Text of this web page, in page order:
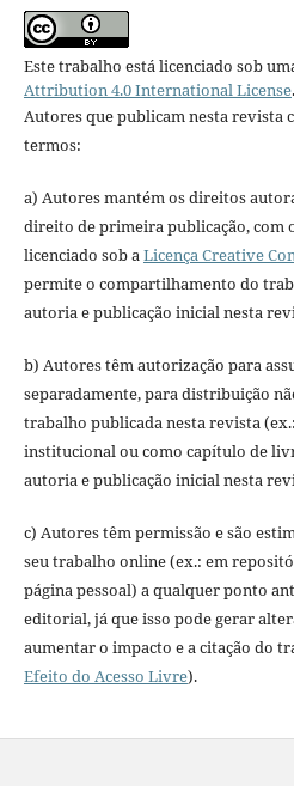
Este trabalho está licenciado sob
Attribution 4.0 International License.
Autores que publicam nesta revista
termos:
a) Autores mantém os direitos
direito de primeira publicação, com
licenciado sob aLicença Creative
permite o compartilhamento do
autoria e publicação inicial nesta
b) Autores têm autorização para
separadamente, para distribuição
trabalho publicada nesta revista
institucional ou como capítulo de
autoria e publicação inicial nesta
c) Autores têm permissão e são
seu trabalho online (ex.: em
página pessoal) a qualquer ponto
editorial, já que isso pode gerar
aumentar o impacto e a citação do
Efeito do Acesso Livre).